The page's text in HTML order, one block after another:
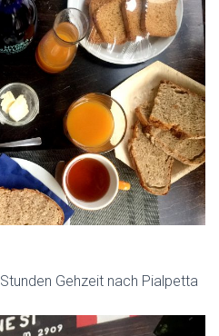
Gehzeit nach Pialpetta